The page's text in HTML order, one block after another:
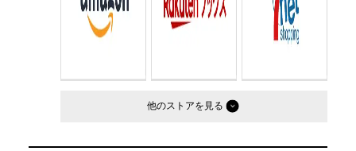
他のストア